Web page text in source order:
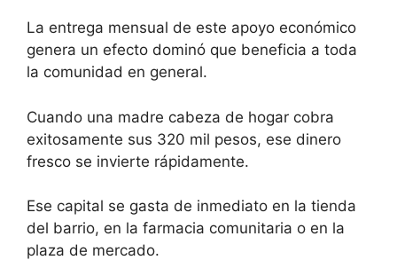
La entrega mensual de este apoyo económico
genera un efecto dominó que beneficia a toda
la comunidad en general.
Cuando una madre cabeza de hogar cobra
exitosamente sus 320 mil pesos, ese dinero
fresco se invierte rápidamente.
Ese capital se gasta de inmediato en la tienda
del barrio, en la farmacia comunitaria o en la
plaza de mercado.